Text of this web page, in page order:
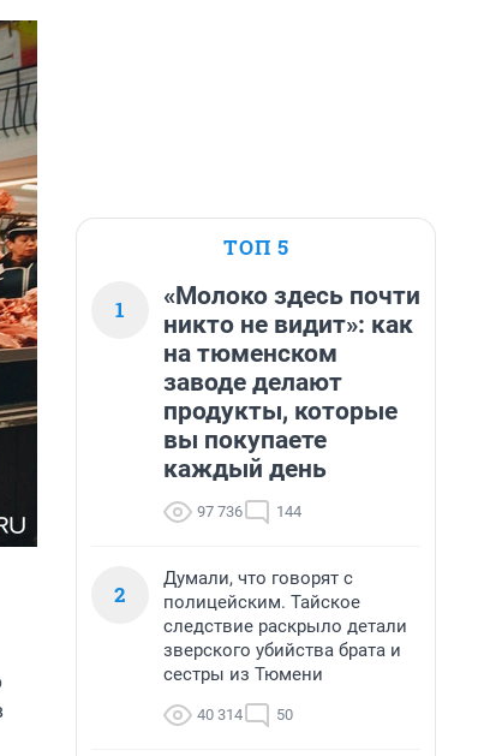
ТОП 5
1
«Молоко здесь почти
никто не видит»: как
на тюменском
заводе делают
продукты, которые
вы покупаете
каждый день
97 736 144
2
Думали, что говорят с
полицейским. Тайское
следствие раскрыло детали
зверского убийства брата и
сестры из Тюмени
40 314 50